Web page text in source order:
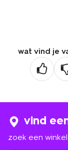
wat vind je
vind
zoek een